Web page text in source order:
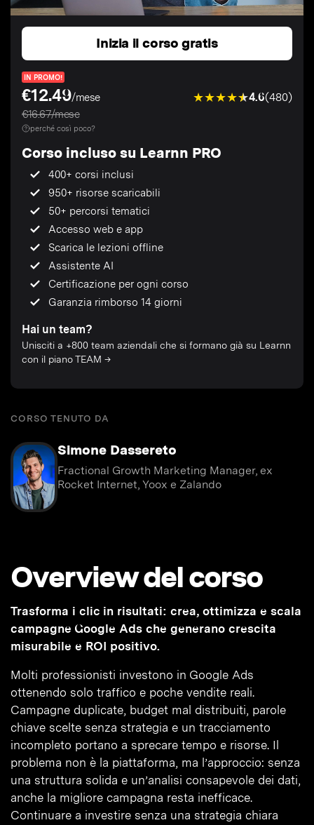
Inizia il corso gratis
IN PROMO!
€12.49/mese
€16.67/mese
4.6(480)
perché così poco?
Corso incluso su Learnn PRO
400+ corsi inclusi
950+ risorse scaricabili
50+ percorsi tematici
Accesso web e app
Scarica le lezioni offline
Assistente AI
Certificazione per ogni corso
Garanzia rimborso 14 giorni
Hai un team?
Unisciti a +800 team aziendali che si formano già su Learnn
con il piano TEAM →
CORSO TENUTO DA
Simone Dassereto
Fractional Growth Marketing Manager, ex
Rocket Internet, Yoox e Zalando
Overview del corso
Trasforma i clic in risultati: crea, ottimizza e scala
campagne Google Ads che generano crescita
misurabile e ROI positivo.
Molti professionisti investono in Google Ads
ottenendo solo traffico e poche vendite reali.
Campagne duplicate, budget mal distribuiti, parole
chiave scelte senza strategia e un tracciamento
incompleto portano a sprecare tempo e risorse. Il
problema non è la piattaforma, ma l’approccio: senza
una struttura solida e un’analisi consapevole dei dati,
anche la migliore campagna resta inefficace.
Continuare a investire senza una strategia chiara